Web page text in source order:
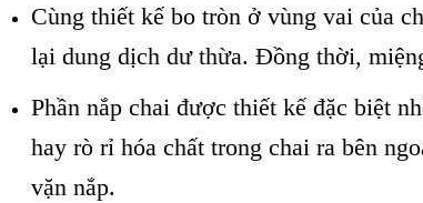
Cùng thiết kế bo tròn ở vùng vai của
lại dung dịch dư thừa. Đồng thời,
Phần nắp chai được thiết kế đặc biệt
hay rò rỉ hóa chất trong chai ra bên
vặn nắp.